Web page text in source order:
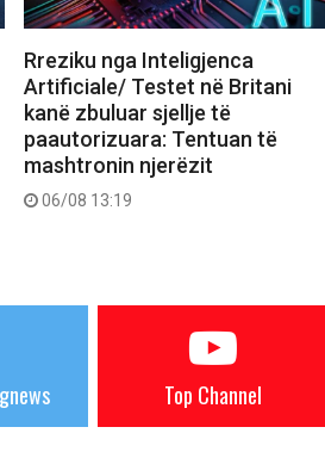
Rreziku nga Inteligjenca
Artificiale/ Testet në Britani
kanë zbuluar sjellje të
paautorizuara: Tentuan të
mashtronin njerëzit
06/08 13:19
Top Channel